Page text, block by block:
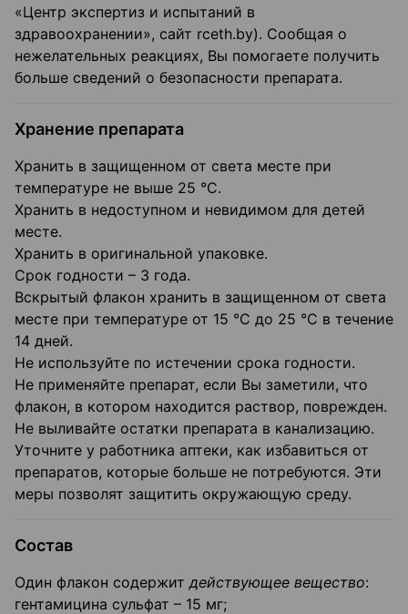
«Центр экспертиз и испытаний в
здравоохранении», сайт rceth.by). Сообщая о
нежелательных реакциях, Вы помогаете получить
больше сведений о безопасности препарата.
Хранение препарата
Хранить в защищенном от света месте при
температуре не выше 25 °C.
Хранить в недоступном и невидимом для детей
месте.
Хранить в оригинальной упаковке.
Срок годности – 3 года.
Вскрытый флакон хранить в защищенном от света
месте при температуре от 15 °C до 25 °C в течение
14 дней.
Не используйте по истечении срока годности.
Не применяйте препарат, если Вы заметили, что
флакон, в котором находится раствор, поврежден.
Не выливайте остатки препарата в канализацию.
Уточните у работника аптеки, как избавиться от
препаратов, которые больше не потребуются. Эти
меры позволят защитить окружающую среду.
Состав
Один флакон содержит действующее вещество:
гентамицина сульфат – 15 мг;